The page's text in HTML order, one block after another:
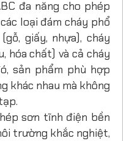
đa năng cho phép
loại đám cháy phổ
giấy, nhựa), cháy
hóa chất) và cả cháy
sản phẩm phù hợp
khác nhau mà không
sơn tĩnh điện bền
trường khắc nghiệt,